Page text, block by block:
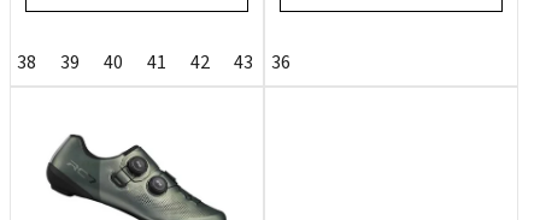
38 39 40 41 42 43 44
36